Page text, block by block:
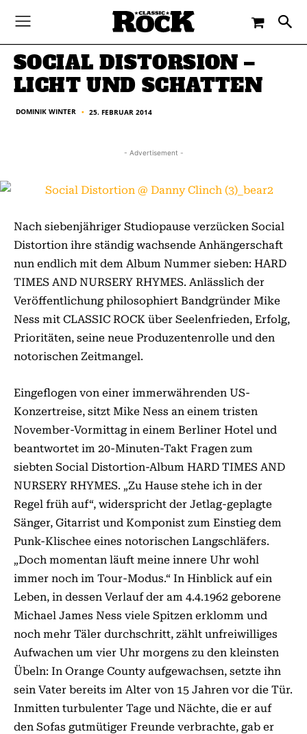
DOMINIK WINTER - 25. FEBRUAR 2014
SOCIAL DISTORSION –
LICHT UND SCHATTEN
DOMINIK WINTER ■ 25. FEBRUAR 2014
- Advertisement -
Nach siebenjähriger Studiopause verzücken Social
Distortion ihre ständig wachsende Anhängerschaft
nun endlich mit dem Album Nummer sieben: HARD
TIMES AND NURSERY RHYMES. Anlässlich der
Veröffentlichung philosophiert Bandgründer Mike
Ness mit CLASSIC ROCK über Seelenfrieden, Erfolg,
Prioritäten, seine neue Produzentenrolle und den
notorischen Zeitmangel.
Eingeflogen von einer immerwährenden US-
Konzertreise, sitzt Mike Ness an einem tristen
November-Vormittag in einem Berliner Hotel und
beantwortet im 20-Minuten-Takt Fragen zum
siebten Social Distortion-Album HARD TIMES AND
NURSERY RHYMES. „Zu Hause stehe ich in der
Regel früh auf“, widerspricht der Jetlag-geplagte
Sänger, Gitarrist und Komponist zum Einstieg dem
Punk-Klischee eines notorischen Langschläfers.
„Doch momentan läuft meine innere Uhr wohl
immer noch im Tour-Modus.“ In Hinblick auf ein
Leben, in dessen Verlauf der am 4.4.1962 geborene
Michael James Ness viele Spitzen erklomm und
noch mehr Täler durchschritt, zählt unfreiwilliges
Aufwachen um vier Uhr morgens zu den kleinsten
Übeln: In Orange County aufgewachsen, setzte ihn
sein Vater bereits im Alter von 15 Jahren vor die Tür.
Inmitten turbulenter Tage und Nächte, die er auf
den Sofas gutmütiger Freunde verbrachte, gab er